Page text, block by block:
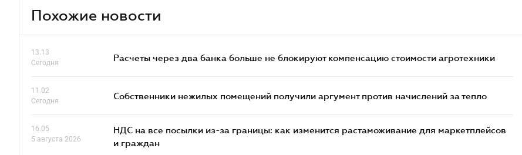
Похожие новости
13.13
Сегодня
Расчеты через два банка больше не блокируют компенсацию стоимости агротехники
11.02
Сегодня
Собственники нежилых помещений получили аргумент против начислений за тепло
16.05
5 августа 2026
НДС на все посылки из-за границы: как изменится растаможивание для маркетплейсов
и граждан